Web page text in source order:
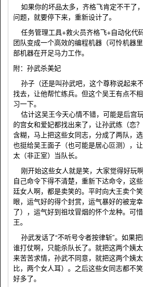
如果你的坏品太多，齐格飞肯定不干了
问题，就要停下来，重新设计了。
任务管理工具+救火员齐格飞+自动化代
团队变成一个高效的编程机器（可怜机器
部机器在开足马力工作。
附：孙武杀美妃
孙子（还是叫孙武吧，这个尊称说起来
找去，让他帮忙练兵。但这个吴王有点不
习一下。
估计这吴王今天心情不错，可能是后宫
的宫女和爱妃都找出来了，让孙武练（恋
含糊，马上把这些女同志，分成了两队，
也挺给吴王面子（也可能是居心叵测），
太（非正室）当队长。
刚开始这些女人就是笑，大家觉得好玩
自己命令下得不清楚，重新下达命令，这
廷女人啊，都是卖笑的。平时向大王卖个
眼，运气好的得个封赏，运气暴好的被宠
了），运气好到祖坟冒烟的怀个龙种。可
王。
孙武发话了“不听号令者按律斩”。如果
谁打仗啊，只能杀队长了。就把这两个姨
来苦苦求情，孙武不同意，就把这两个姨
比，两个女人耳）。之后这些女同志都不
好多了。